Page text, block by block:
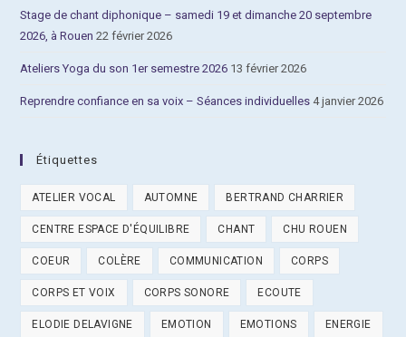
Stage de chant diphonique – samedi 19 et dimanche 20 septembre
2026, à Rouen 22 février 2026
Ateliers Yoga du son 1er semestre 2026 13 février 2026
Reprendre confiance en sa voix – Séances individuelles 4 janvier 2026
Étiquettes
ATELIER VOCAL AUTOMNE BERTRAND CHARRIER
CENTRE ESPACE D'ÉQUILIBRE CHANT CHU ROUEN
COEUR COLÈRE COMMUNICATION CORPS
CORPS ET VOIX CORPS SONORE ECOUTE
ELODIE DELAVIGNE EMOTION EMOTIONS ENERGIE